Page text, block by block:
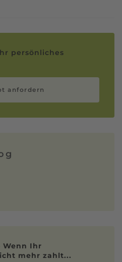
persönliches
anfordern
Ihr
mehr zahlt...